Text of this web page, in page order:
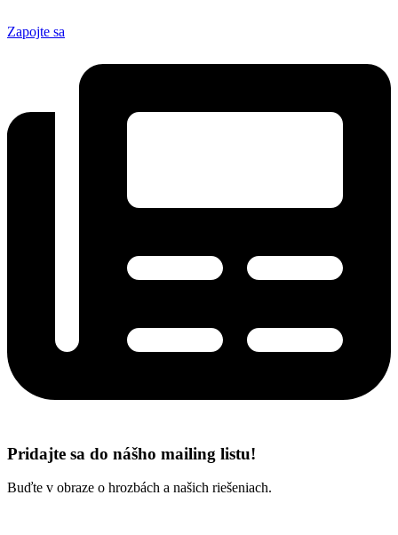
Zapojte sa
Pridajte sa do nášho mailing listu!
Buďte v obraze o hrozbách a našich riešeniach.